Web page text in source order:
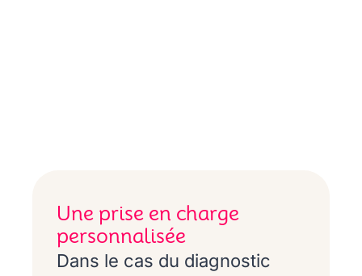
Une prise en charge
personnalisée
Dans le cas du diagnostic